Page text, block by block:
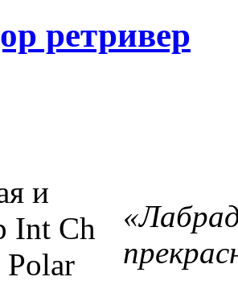
ретривер